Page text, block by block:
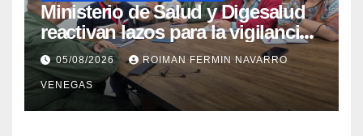
Ministerio de Salud y Digesalud
reactivan lazos para la vigilancia
epidemiológica y el control de
enfermedades
05/08/2026 ROIMAN FERMIN NAVARRO
VENEGAS